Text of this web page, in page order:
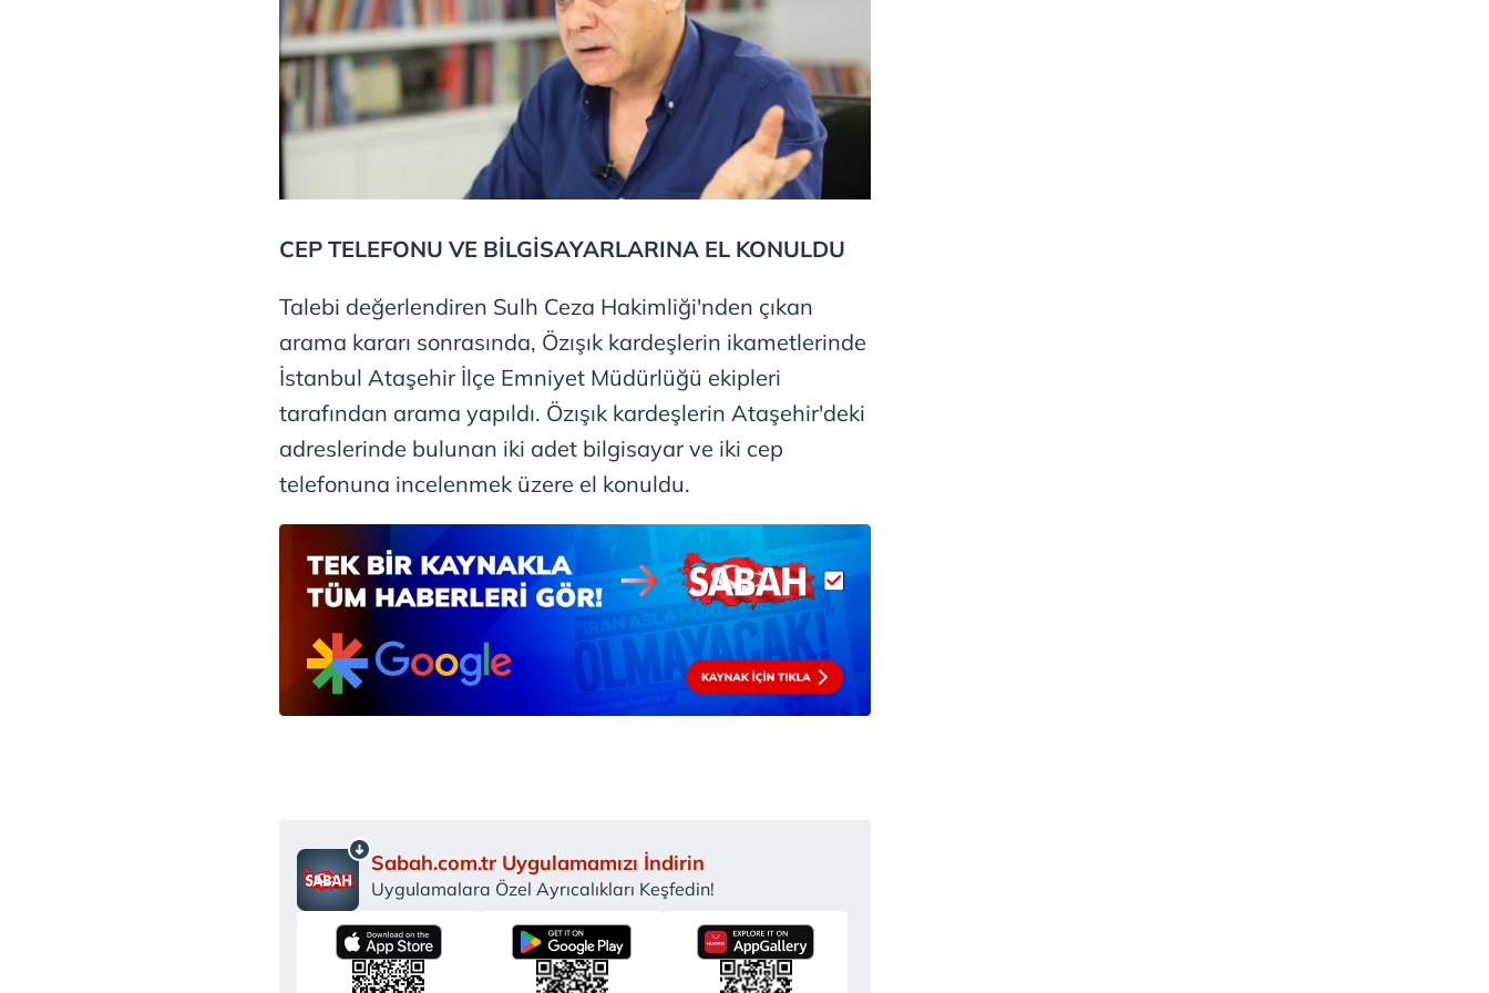
mevzuata uygun olarak kullanılan çerezlerle ilgili bilgi almak için lütfen
CEP TELEFONU VE BİLGİSAYARLARINA EL KONULDU
Talebi değerlendiren Sulh Ceza Hakimliği'nden çıkan
arama kararı sonrasında, Özışık kardeşlerin ikametlerinde
İstanbul Ataşehir İlçe Emniyet Müdürlüğü ekipleri
tarafından arama yapıldı. Özışık kardeşlerin Ataşehir'deki
adreslerinde bulunan iki adet bilgisayar ve iki cep
telefonuna incelenmek üzere el konuldu.
Sabah.com.tr Uygulamamızı İndirin
Uygulamalara Özel Ayrıcalıkları Keşfedin!